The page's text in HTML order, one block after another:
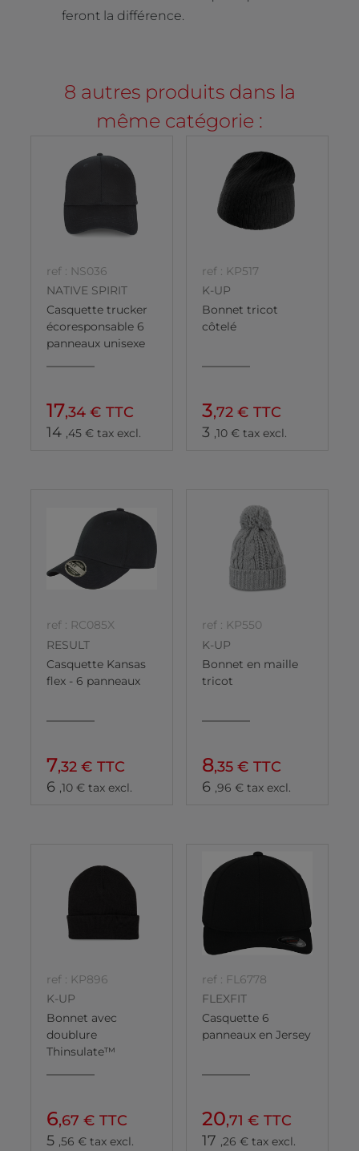
feront la différence.
8 autres produits dans la
même catégorie :
ref : NS036
NATIVE SPIRIT
Casquette trucker
écoresponsable 6
panneaux unisexe
17,34 € TTC
14 ,45 € tax excl.
ref : KP517
K-UP
Bonnet tricot
côtelé
3,72 € TTC
3 ,10 € tax excl.
ref : RC085X
RESULT
Casquette Kansas
flex - 6 panneaux
7,32 € TTC
6 ,10 € tax excl.
ref : KP550
K-UP
Bonnet en maille
tricot
8,35 € TTC
6 ,96 € tax excl.
ref : KP896
K-UP
Bonnet avec
doublure
Thinsulate™
6,67 € TTC
5 ,56 € tax excl.
ref : FL6778
FLEXFIT
Casquette 6
panneaux en Jersey
20,71 € TTC
17 ,26 € tax excl.